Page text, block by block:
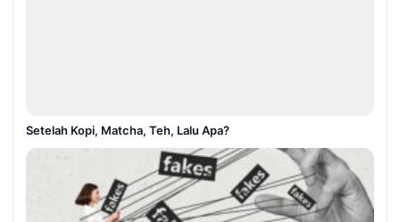
Setelah Kopi, Matcha, Teh, Lalu Apa?